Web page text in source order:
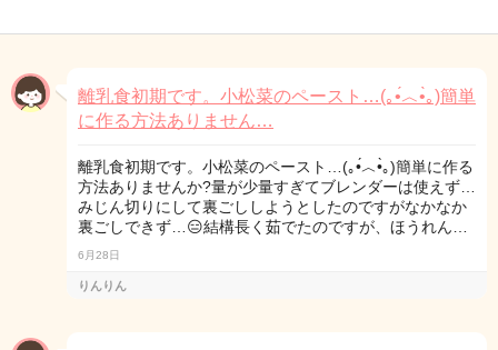
離乳食初期です。小松菜のペースト…(｡•́︿•̀｡)簡単
に作る方法ありません…
離乳食初期です。小松菜のペースト…(｡•́︿•̀｡)簡単に作る
方法ありませんか?量が少量すぎてブレンダーは使えず…
みじん切りにして裏ごししようとしたのですがなかなか
裏ごしできず…😑結構長く茹でたのですが、ほうれん…
6月28日
りんりん